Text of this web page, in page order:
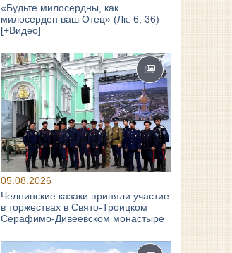
«Будьте милосердны, как
милосерден ваш Отец» (Лк. 6, 36)
[+Видео]
05.08.2026
Челнинские казаки приняли участие
в торжествах в Свято‑Троицком
Серафимо‑Дивеевском монастыре